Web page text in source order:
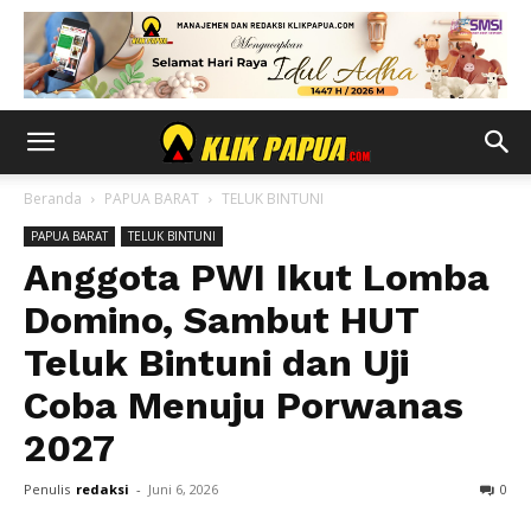
Beranda PAPUA BARAT TELUK BINTUNI
PAPUA BARAT TELUK BINTUNI
Anggota PWI Ikut Lomba
Domino, Sambut HUT
Teluk Bintuni dan Uji
Coba Menuju Porwanas
2027
Penulis redaksi - Juni 6, 2026 0